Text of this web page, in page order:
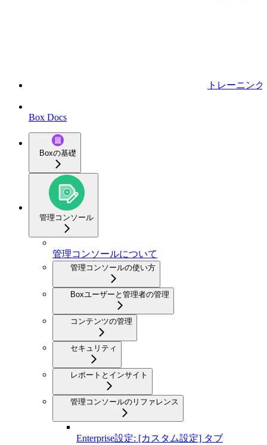
トレーニング
Box Docs
Boxの基礎
管理コンソール
管理コンソールについて
管理コンソールの使い方
Boxユーザーと管理者の管理
コンテンツの管理
セキュリティ
レポートとインサイト
管理コンソールのリファレンス
Enterprise設定: [カスタム設定] タブ